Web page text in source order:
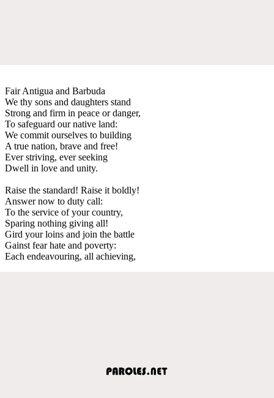
Fair Antigua and Barbuda
We thy sons and daughters stand
Strong and firm in peace or danger,
To safeguard our native land:
We commit ourselves to building
A true nation, brave and free!
Ever striving, ever seeking
Dwell in love and unity.
Raise the standard! Raise it boldly!
Answer now to duty call:
To the service of your country,
Sparing nothing giving all!
Gird your loins and join the battle
Gainst fear hate and poverty:
Each endeavouring, all achieving,